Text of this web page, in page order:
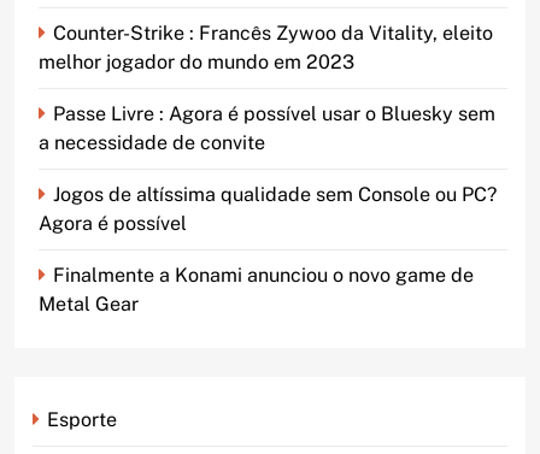
Counter-Strike : Francês Zywoo da Vitality, eleito
melhor jogador do mundo em 2023
Passe Livre : Agora é possível usar o Bluesky sem
a necessidade de convite
Jogos de altíssima qualidade sem Console ou PC?
Agora é possível
Finalmente a Konami anunciou o novo game de
Metal Gear
Esporte